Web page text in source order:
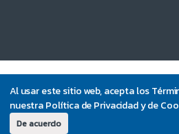
Al usar este sitio web, acepta los
nuestra Política de Privacidad y de
De acuerdo